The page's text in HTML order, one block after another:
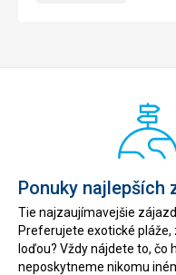
Ponuky najlepších
Tie najzaujímavejšie
Preferujete exotické
loďou? Vždy nájdete to, čo
neposkytneme nikomu